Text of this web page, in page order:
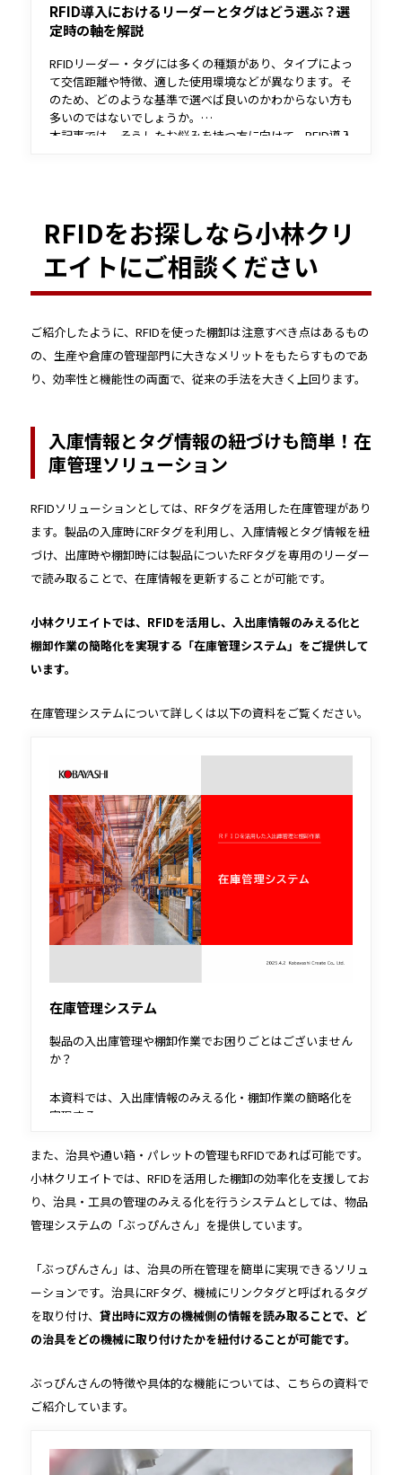
RFID導入におけるリーダーとタグはどう選ぶ？選
定時の軸を解説
RFIDリーダー・タグには多くの種類があり、タイプによっ
て交信距離や特徴、適した使用環境などが異なります。そ
のため、どのような基準で選べば良いのかわからない方も
多いのではないでしょうか。
本記事では、そうしたお悩みを持つ方に向けて、RFID導入
RFIDをお探しなら小林クリ
エイトにご相談ください
ご紹介したように、RFIDを使った棚卸は注意すべき点はあるもの
の、生産や倉庫の管理部門に大きなメリットをもたらすものであ
り、効率性と機能性の両面で、従来の手法を大きく上回ります。
入庫情報とタグ情報の紐づけも簡単！在
庫管理ソリューション
RFIDソリューションとしては、RFタグを活用した在庫管理があり
ます。製品の入庫時にRFタグを利用し、入庫情報とタグ情報を紐
づけ、出庫時や棚卸時には製品についたRFタグを専用のリーダー
で読み取ることで、在庫情報を更新することが可能です。
小林クリエイトでは、RFIDを活用し、入出庫情報のみえる化と
棚卸作業の簡略化を実現する「在庫管理システム」をご提供して
います。
在庫管理システムについて詳しくは以下の資料をご覧ください。
在庫管理システム
製品の入出庫管理や棚卸作業でお困りごとはございません
か？
本資料では、入出庫情報のみえる化・棚卸作業の簡略化を
実現する
在庫数の適正化と棚卸の工数削減を行いたい方は、
ぜひダウンロードしてご覧ください。
また、治具や通い箱・パレットの管理もRFIDであれば可能です。
小林クリエイトでは、RFIDを活用した棚卸の効率化を支援してお
り、治具・工具の管理のみえる化を行うシステムとしては、物品
管理システムの「ぶっぴんさん」を提供しています。
「ぶっぴんさん」は、治具の所在管理を簡単に実現できるソリュ
ーションです。治具にRFタグ、機械にリンクタグと呼ばれるタグ
を取り付け、 貸出時に双方の機械側の情報を読み取ることで、ど
の治具をどの機械に取り付けたかを紐付けることが可能です。
ぶっぴんさんの特徴や具体的な機能については、こちらの資料で
ご紹介しています。